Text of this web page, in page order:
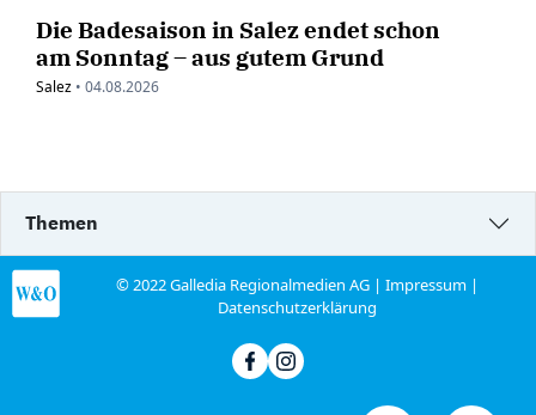
Die Badesaison in Salez endet schon
am Sonntag – aus gutem Grund
Salez • 04.08.2026
Themen
© 2022 Galledia Regionalmedien AG |Impressum |
Datenschutzerklärung